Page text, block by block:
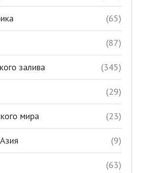
(65)
(87)
залива (345)
(29)
мира (23)
(9)
(63)